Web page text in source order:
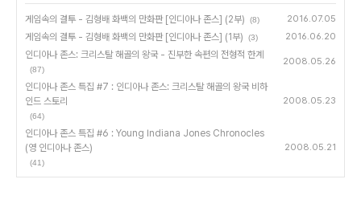
게임속의 결투 - 김형배 화백의 만화판 [인디아나 존스] (2부) (8) 2016.07.05
게임속의 결투 - 김형배 화백의 만화판 [인디아나 존스] (1부) (3) 2016.06.20
인디아나 존스: 크리스탈 해골의 왕국 - 진부한 속편의 전형적 한계
(87)
2008.05.26
인디아나 존스 특집 #7 : 인디아나 존스: 크리스탈 해골의 왕국 비하
인드 스토리
(64)
2008.05.23
인디아나 존스 특집 #6 : Young Indiana Jones Chronocles
(영 인디아나 존스)
(41)
2008.05.21